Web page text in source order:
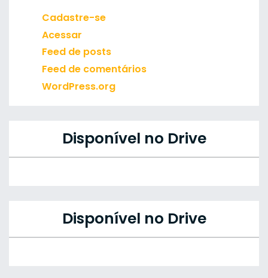
Cadastre-se
Acessar
Feed de posts
Feed de comentários
WordPress.org
Disponível no Drive
Disponível no Drive